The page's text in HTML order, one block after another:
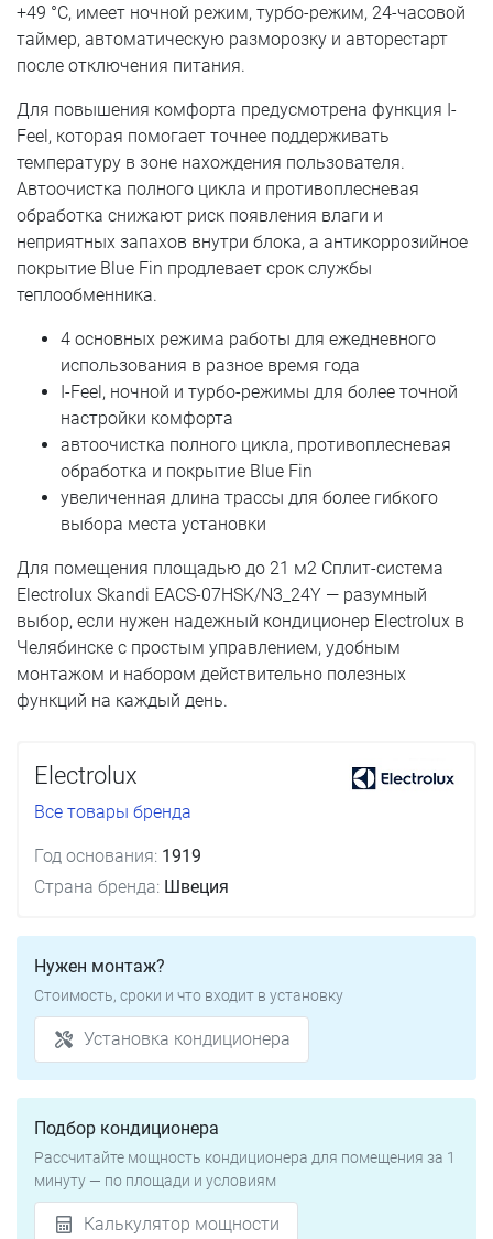
+49 °C, имеет ночной режим, турбо-режим, 24-часовой
таймер, автоматическую разморозку и авторестарт
после отключения питания.
Для повышения комфорта предусмотрена функция I-
Feel, которая помогает точнее поддерживать
температуру в зоне нахождения пользователя.
Автоочистка полного цикла и противоплесневая
обработка снижают риск появления влаги и
неприятных запахов внутри блока, а антикоррозийное
покрытие Blue Fin продлевает срок службы
теплообменника.
4 основных режима работы для ежедневного
использования в разное время года
I-Feel, ночной и турбо-режимы для более точной
настройки комфорта
автоочистка полного цикла, противоплесневая
обработка и покрытие Blue Fin
увеличенная длина трассы для более гибкого
выбора места установки
Для помещения площадью до 21 м2 Сплит-система
Electrolux Skandi EACS-07HSK/N3_24Y — разумный
выбор, если нужен надежный кондиционер Electrolux в
Челябинске с простым управлением, удобным
монтажом и набором действительно полезных
функций на каждый день.
Electrolux
Все товары бренда
Год основания: 1919
Страна бренда: Швеция
Нужен монтаж?
Стоимость, сроки и что входит в установку
Установка кондиционера
Подбор кондиционера
Рассчитайте мощность кондиционера для помещения за 1
минуту — по площади и условиям
Калькулятор мощности